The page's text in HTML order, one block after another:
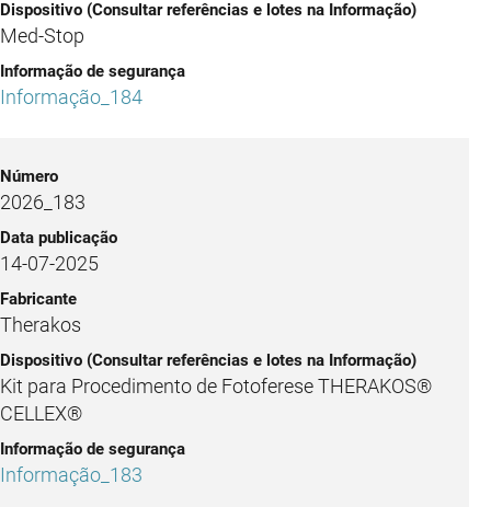
Med-Stop
Informação_184
2026_183
14-07-2025
Therakos
Kit para Procedimento de Fotoferese THERAKOS®
CELLEX®
Informação_183